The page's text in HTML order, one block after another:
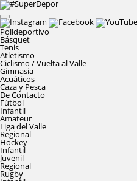
Polideportivo
Básquet
Tenis
Atletismo
Ciclismo / Vuelta al Valle
Gimnasia
Acuáticos
Caza y Pesca
De Contacto
Fútbol
Infantil
Amateur
Liga del Valle
Regional
Hockey
Infantil
Juvenil
Regional
Rugby